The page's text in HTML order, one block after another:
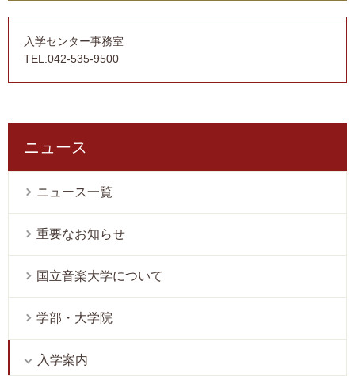
入学センター事務室
TEL.042-535-9500
ニュース
ニュース一覧
重要なお知らせ
国立音楽大学について
学部・大学院
入学案内